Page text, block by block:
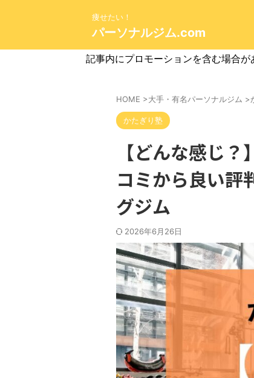
痩せたい！
パーソナルジム.com
記事内にプロモーションを含む場合が
HOME >大手・有名パーソナルジム >
かたぎり塾
【どんな感じ
コミから良い評
グジム
2026年6月26日